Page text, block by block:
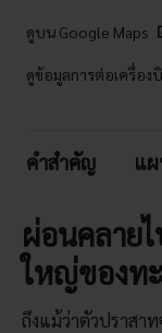
ดูบน Google Maps
ดูข้อมูลการต่อเครื่อง
คำสำคัญ แ
ผ่อนคลาย
ใหญ่ของท
ถึงแม้ว่าตัวปราสา